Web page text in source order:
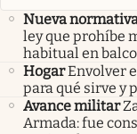
Nueva
ley que prohíbe
habitual en
HogarEnvolver
para qué sirve y
Avance militar
Armada: fue